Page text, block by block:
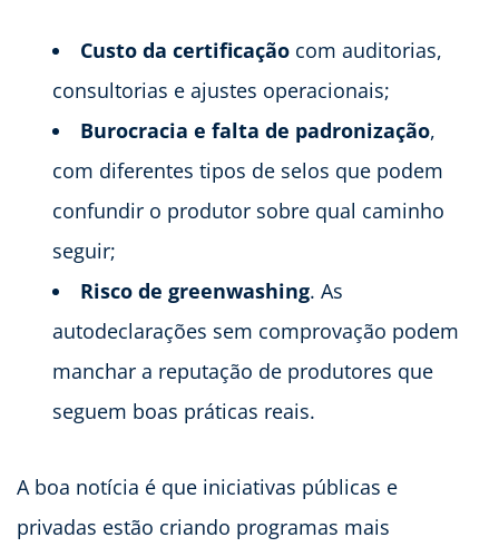
Custo da certificação com auditorias,
consultorias e ajustes operacionais;
Burocracia e falta de padronização,
com diferentes tipos de selos que podem
confundir o produtor sobre qual caminho
seguir;
Risco de greenwashing. As
autodeclarações sem comprovação podem
manchar a reputação de produtores que
seguem boas práticas reais.
A boa notícia é que iniciativas públicas e
privadas estão criando programas mais